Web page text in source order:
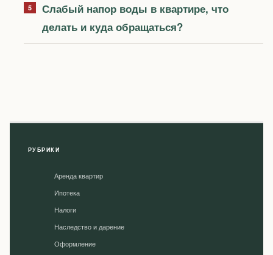
Слабый напор воды в квартире, что
делать и куда обращаться?
РУБРИКИ
Аренда квартир
Ипотека
Налоги
Наследство и дарение
Оформление